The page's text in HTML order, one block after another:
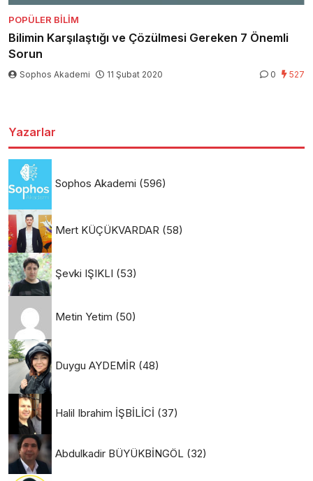
POPÜLER BILIM
Bilimin Karşılaştığı ve Çözülmesi Gereken 7 Önemli
Sorun
Sophos Akademi 11 Şubat 2020 0 527
Yazarlar
Sophos Akademi (596)
Mert KÜÇÜKVARDAR (58)
Şevki IŞIKLI (53)
Metin Yetim (50)
Duygu AYDEMİR (48)
Halil Ibrahim İŞBİLİCİ (37)
Abdulkadir BÜYÜKBİNGÖL (32)